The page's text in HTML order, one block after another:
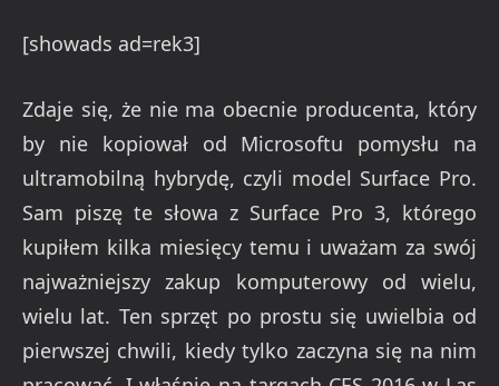
[showads ad=rek3]
Zdaje się, że nie ma obecnie producenta, który
by nie kopiował od Microsoftu pomysłu na
ultramobilną hybrydę, czyli model Surface Pro.
Sam piszę te słowa z Surface Pro 3, którego
kupiłem kilka miesięcy temu i uważam za swój
najważniejszy zakup komputerowy od wielu,
wielu lat. Ten sprzęt po prostu się uwielbia od
pierwszej chwili, kiedy tylko zaczyna się na nim